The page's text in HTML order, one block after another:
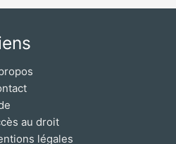
au droit
légales